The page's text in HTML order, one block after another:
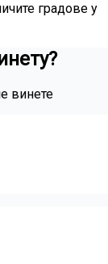
градове у
винете